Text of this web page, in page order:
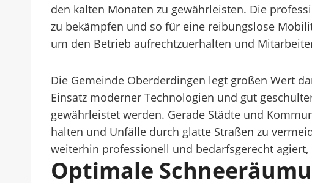
den kalten Monaten zu gewährleisten. Die
zu bekämpfen und so für eine reibungslose
um den Betrieb aufrechtzuerhalten und
Die Gemeinde Oberderdingen legt großen Wert
Einsatz moderner Technologien und gut
gewährleistet werden. Gerade Städte und
halten und Unfälle durch glatte Straßen zu
weiterhin professionell und bedarfsgerecht
Optimale